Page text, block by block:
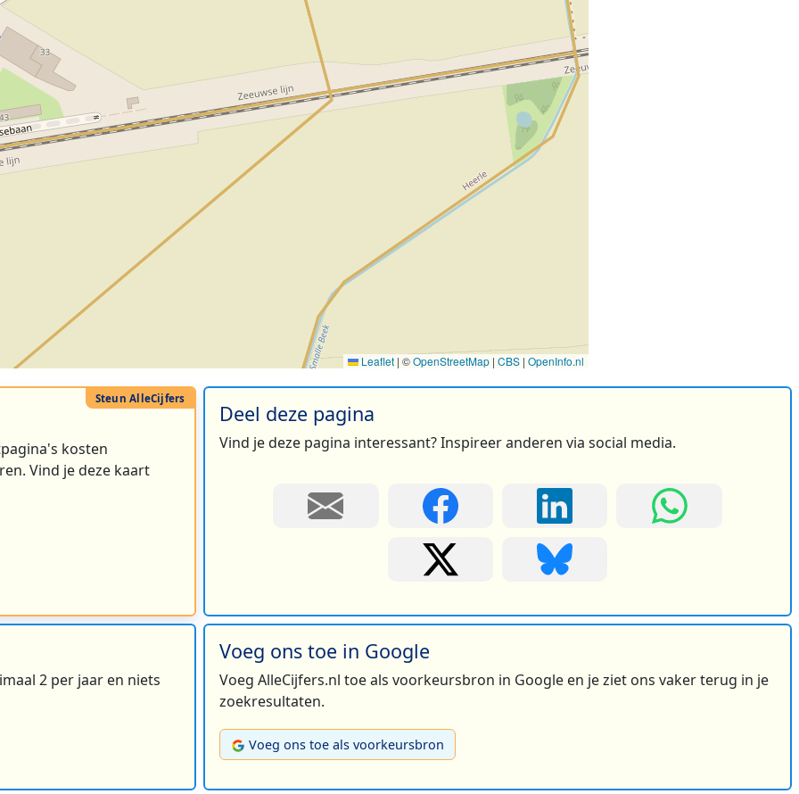
Leaflet | ©OpenStreetMap | CBS | OpenInfo.nl
kosten
Vind je deze kaart
Deel deze pagina
Vind je deze pagina interessant? Inspireer anderen via social media.
2 per jaar en niets
Voeg ons toe in Google
Voeg AlleCijfers.nl toe als voorkeursbron in Google en je ziet ons vaker terug in je
zoekresultaten.
Voeg ons toe als voorkeursbron